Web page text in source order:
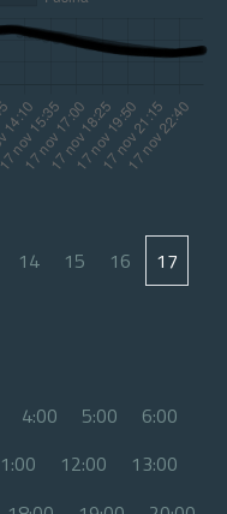
14 15 16
17
4:00 5:00
6:00
12:00
13:00